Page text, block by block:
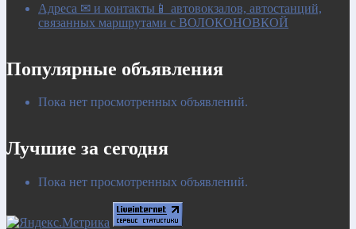
Адреса ✉ и контакты📱 автовокзалов, автостанций,
связанных маршрутами с ВОЛОКОНОВКОЙ
Популярные объявления
Пока нет просмотренных объявлений.
Лучшие за сегодня
Пока нет просмотренных объявлений.